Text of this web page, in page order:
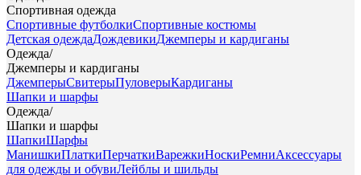
Спортивная одежда
Спортивные футболкиСпортивные костюмы
Детская одеждаДождевикиДжемперы и кардиганы
Одежда/
Джемперы и кардиганы
ДжемперыСвитерыПуловерыКардиганы
Шапки и шарфы
Одежда/
Шапки и шарфы
ШапкиШарфы
МанишкиПлаткиПерчаткиВарежкиНоскиРемниАксессуары
для одежды и обувиЛейблы и шильды